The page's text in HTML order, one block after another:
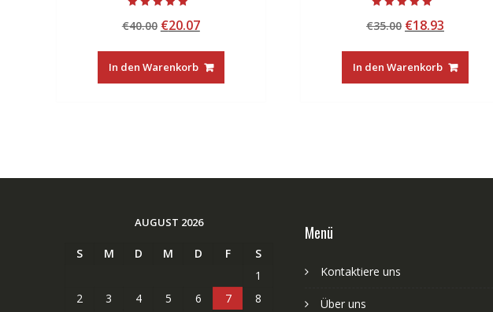
5.00
von 5
€40.00 Ursprünglicher
war:
€40.00
€20.07Aktueller
ist:
€20.07.
In den Warenkorb
5.00
von 5
€35.00 Ursprünglicher
war:
€35.00
€18.93Aktueller
ist:
€18.93.
In den Warenkorb
AUGUST 2026
S M D M D F
S
1
2
3 4 5 6 7
8
Menü
Kontaktiere uns
Über uns